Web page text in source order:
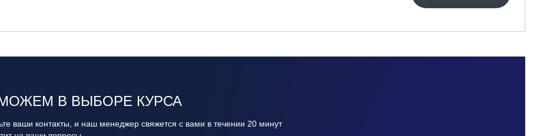
В ВЫБОРЕ КУРСА
ваши контакты, и наш менеджер свяжется с вами в течении 20 минут